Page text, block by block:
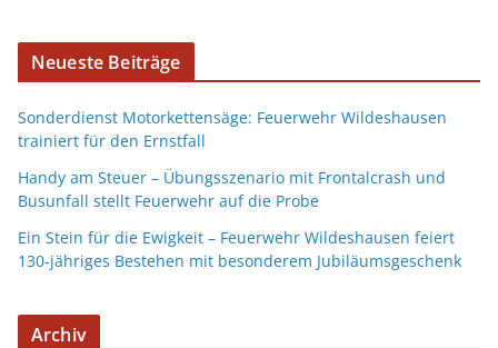
Neueste Beiträge
Sonderdienst Motorkettensäge: Feuerwehr Wildeshausen
trainiert für den Ernstfall
Handy am Steuer – Übungsszenario mit Frontalcrash und
Busunfall stellt Feuerwehr auf die Probe
Ein Stein für die Ewigkeit – Feuerwehr Wildeshausen feiert
130-jähriges Bestehen mit besonderem Jubiläumsgeschenk
Archiv